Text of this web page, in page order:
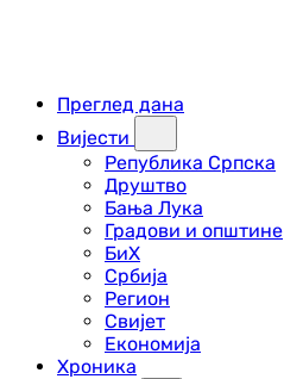
Преглед дана
Вијести
Република Српска
Друштво
Бања Лука
Градови и општине
БиХ
Србија
Регион
Свијет
Економија
Хроника